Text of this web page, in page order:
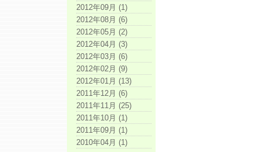
2012年09月 (1)
2012年08月 (6)
2012年05月 (2)
2012年04月 (3)
2012年03月 (6)
2012年02月 (9)
2012年01月 (13)
2011年12月 (6)
2011年11月 (25)
2011年10月 (1)
2011年09月 (1)
2010年04月 (1)